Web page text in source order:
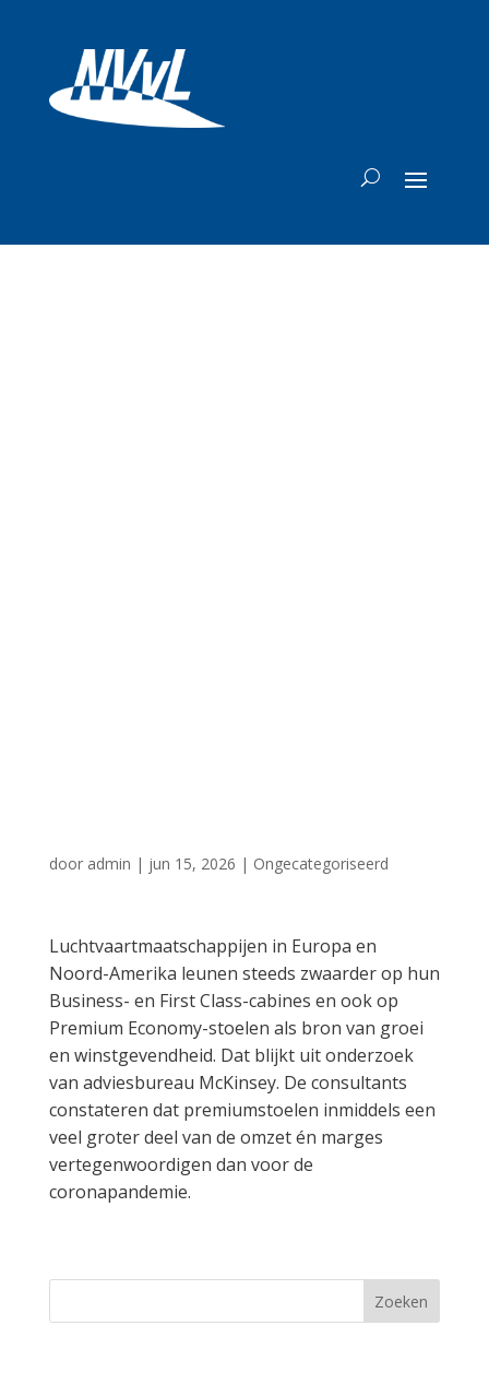
door admin | jun 15, 2026 | Ongecategoriseerd
Luchtvaartmaatschappijen in Europa en
Noord-Amerika leunen steeds zwaarder op hun
Business- en First Class-cabines en ook op
Premium Economy-stoelen als bron van groei
en winstgevendheid. Dat blijkt uit onderzoek
van adviesbureau McKinsey. De consultants
constateren dat premiumstoelen inmiddels een
veel groter deel van de omzet én marges
vertegenwoordigen dan voor de
coronapandemie.
Zoeken